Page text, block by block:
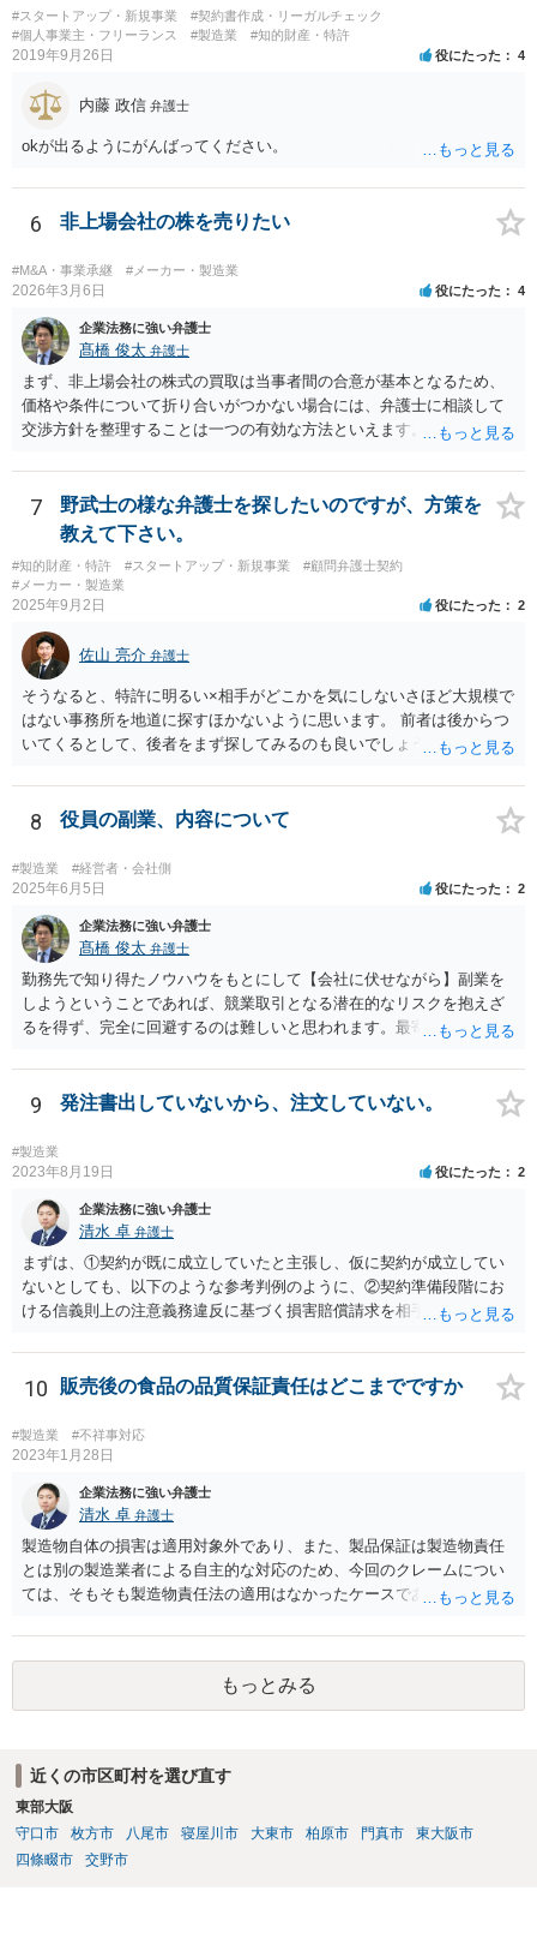
いなどの事情があるかと思います。 担当弁護士が変わらず、仕事内容
も改善されない場合には、決済権限を持つ上司に相談し、顧問契約自
体を見直すのが一番かと思います。
#スタートアップ・新規事業
#契約書作成・リーガルチェック
#個人事業主・フリーランス
#製造業 #知的財産・特許
2019年9月26日 役にたった 4
内藤 政信 弁護士
okが出るようにがんばってください。
6 非上場会社の株を売りたい
#M&A・事業承継 #メーカー・製造業
2026年3月6日 役にたった 4
企業法務に強い弁護士
髙橋 俊太 弁護士
まず、非上場会社の株式の買取は当事者間の合意が基本となるため、
価格や条件について折り合いがつかない場合には、弁護士に相談して
交渉方針を整理することは一つの有効な方法といえます。特に、株価
いった点は専門的な判断を要することが多く、第三者の専門家が入る
ことで交渉が整理されることもあります。 もっとも、株主が単に「会
社に買い取ってほしい」と希望しているだけでは、会社に当然の買取
義務が生じるわけではありません。非上場会社の株式に譲渡制限が付
されている場合には、会社法136条に基づき、第三者への株式譲渡につ
いて会社に承認を求める「譲渡承認請求」という手続との関係が問題
は会社が指定する者が当該株式を買い取るべき者として指定されるこ
とになり、その中で株式買取の問題が生じることがあります。 そのた
め、会社との価格交渉がまとまらない場合には、第三者への譲渡を前
提とした譲渡承認請求という手続を検討する余地があるかどうかを含
めて整理することになります。もっとも、具体的な対応は、定款の内
た検討が必要となります。 （会社側から見た手続等については、拙筆
ではありますが、下記が参考になるかもしれません。 https://keiyaku-
watch.jp/chokoben/media/transfer-restrictedstock） なお、弁護士を探
す場合の検索ワードとしては、「会社法 弁護士」「企業法務 弁護
士」「株式買取 弁護士」「株式評価 弁護士」「少数株主 弁護
分野に含まれることが多いため、企業法務や会社法を取り扱っている
弁護士を探すのが一般的でしょう。
7
野武士の様な弁護士を探したいのですが、方策を
教えて下さい。
#知的財産・特許 #スタートアップ・新規事業
#顧問弁護士契約
#メーカー・製造業
2025年9月2日 役にたった 2
佐山 亮介 弁護士
そうなると、特許に明るい×相手がどこかを気にしないさほど大規模で
はない事務所を地道に探すほかないように思います。 前者は後からつ
いてくるとして、後者をまず探してみるのも良いでしょう。
8 役員の副業、内容について
#製造業 #経営者・会社側
2025年6月5日 役にたった 2
企業法務に強い弁護士
髙橋 俊太 弁護士
勤務先で知り得たノウハウをもとにして【会社に伏せながら】副業を
しようということであれば、競業取引となる潜在的なリスクを抱えざ
るを得ず、完全に回避するのは難しいと思われます。最寄りの弁護士
たします。
9 発注書出していないから、注文していない。
#製造業
2023年8月19日 役にたった 2
企業法務に強い弁護士
清水 卓 弁護士
まずは、①契約が既に成立していたと主張し、仮に契約が成立してい
ないとしても、以下のような参考判例のように、②契約準備段階にお
ける信義則上の注意義務違反に基づく損害賠償請求を相手会社にして
旨】 https://www.courts.go.jp/app/hanrei_jp/detail2?id=34183 「ＸがＡ
の意向を受けて開発，製造したゲーム機を順次ＸからＹ，ＹからＡに
継続的に販売する旨の契約が，締結の直前にＡが突然ゲーム機の改良
要求をしたことによって締結に至らなかった場合において，Ｙが，開
発等の続行に難色を示すＸに対し，Ａから具体的な発注を受けていな
り，具体的な発注内容を記載した発注書及び条件提示書を交付するな
どし，ゲーム機の売買契約が確実に締結されるとの過大な期待を抱か
せてゲーム機の開発，製造に至らせたなど判示の事情の下では，Ｙ
は，Ｘに対する契約準備段階における信義則上の注意義務に違反した
ものとして，これによりＸに生じた損害を賠償する責任を負う。」
10 販売後の食品の品質保証責任はどこまでですか
#製造業 #不祥事対応
2023年1月28日
企業法務に強い弁護士
清水 卓 弁護士
製造物自体の損害は適用対象外であり、また、製品保証は製造物責任
とは別の製造業者による自主的な対応のため、今回のクレームについ
ては、そもそも製造物責任法の適用はなかったケースである可能性が
行為責任、契約不適合責任、債務不履行責任等の問題が生じる可能性
が、ありますが、そのためには、被害者側で加害者の過失や品質の契
約不適合等を立証する必要があります。 今回のケースのように、販
売（11月）からクレーム（翌年1月中旬）までの間に２ヶ月程度の期間
い状態であり、果たしてお客様側で貴社の過失や商品の品質の契約不
適合を立証できたのか疑義があるように思います。 貴社は、製造及
び通販等での販売をなされているようであり、購入するお客様（消費
者）の層•範囲も県内に留まらない全国規模の可能性もあるのではない
もっとみる
近くの市区町村を選び直す
東部大阪
守口市
枚方市 八尾市 寝屋川市 大東市 柏原市 門真市
東大阪市
四條畷市
交野市